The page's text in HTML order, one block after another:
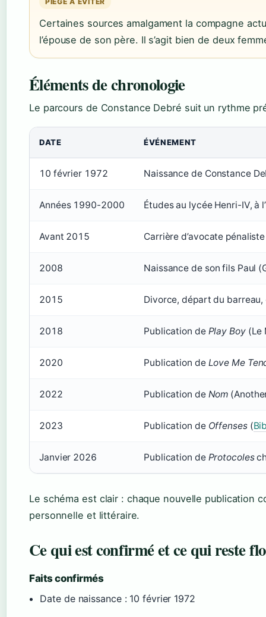
Certaines sources amalgament la compagne
l’épouse de son père. Il s’agit bien de deux
Éléments de chronologie
Le parcours de Constance Debré suit un rythme
DATE ÉVÉNEMENT
10 février 1972 Naissance de Constance
Années 1990-2000 Études au lycée Henri-IV, à
Avant 2015 Carrière d’avocate
2008 Naissance de son fils Paul
2015 Divorce, départ du
2018 Publication de Play Boy(Le
2020 Publication de Love Me
2022 Publication de Nom
2023 Publication de Offenses(
Janvier 2026 Publication de Protocoles
Le schéma est clair : chaque nouvelle publication
personnelle et littéraire.
Ce qui est confirmé et ce qui reste
Faits confirmés
Date de naissance : 10 février 1972